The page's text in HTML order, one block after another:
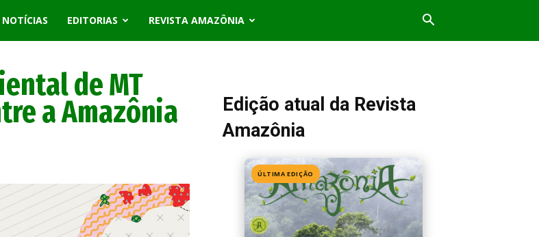
EDITORIAS REVISTA AMAZÔNIA
de MT
a Amazônia
Edição atual da Revista
Amazônia
ÚLTIMA EDIÇÃO